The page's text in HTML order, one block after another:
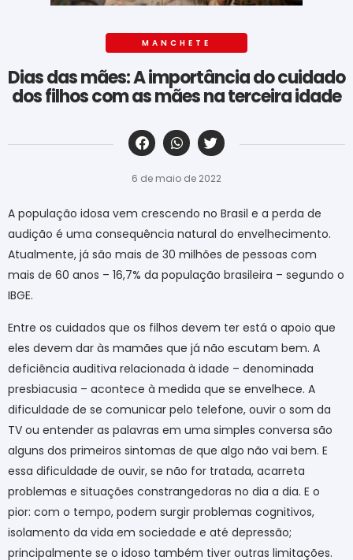
MANCHETE
Dias das mães: A importância do cuidado
dos filhos com as mães na terceira idade
‎ ‎ ‎ ‎ ‎ ‎ ‎ ‎ ‎ ‎ ‎ ‎ ‎ ‎ ‎ ‎ ‎ ‎ ‎ ‎ ‎ ‎ ‎ ‎ ‎ ‎ ‎ ‎ ‎ ‎ ‎
6 de maio de 2022
A população idosa vem crescendo no Brasil e a perda de
audição é uma consequência natural do envelhecimento.
Atualmente, já são mais de 30 milhões de pessoas com
mais de 60 anos – 16,7% da população brasileira – segundo o
IBGE.
Entre os cuidados que os filhos devem ter está o apoio que
eles devem dar às mamães que já não escutam bem. A
deficiência auditiva relacionada à idade – denominada
presbiacusia – acontece à medida que se envelhece. A
dificuldade de se comunicar pelo telefone, ouvir o som da
TV ou entender as palavras em uma simples conversa são
alguns dos primeiros sintomas de que algo não vai bem. E
essa dificuldade de ouvir, se não for tratada, acarreta
problemas e situações constrangedoras no dia a dia. E o
pior: com o tempo, podem surgir problemas cognitivos,
isolamento da vida em sociedade e até depressão;
principalmente se o idoso também tiver outras limitações.